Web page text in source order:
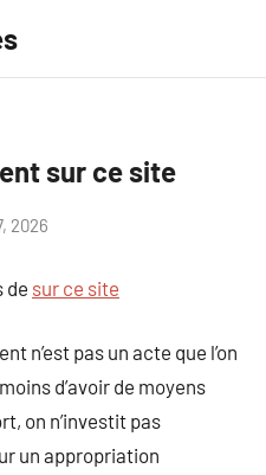
sur ce site
2026
de sur ce site
n’est pas un acte que l’on
d’avoir de moyens
on n’investit pas
un appropriation